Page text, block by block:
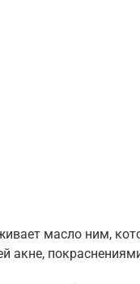
масло ним,
акне,